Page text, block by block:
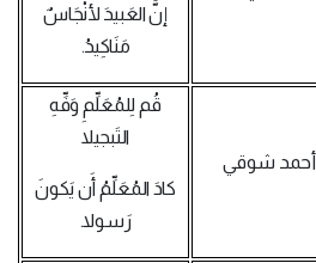
إنَّ العَبيدَ لأنْجَاسٌ
مَنَاكِيدُ.
أحمد شوقي
قُم لِلمُعَلِّمِ وَفِّهِ
التَبجيلا
كادَ المُعَلِّمُ أَن يَكونَ
رَسولا.